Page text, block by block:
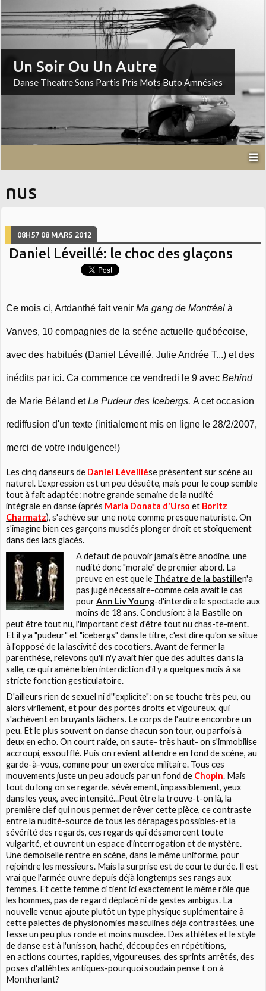
Un Soir Ou Un Autre
Danse Theatre Sons Partis Pris Mots Buto Amnésies
nus
08H57 08 MARS 2012
Daniel Léveillé: le choc des glaçons
Ce mois ci,Artdanthé fait venirMa gang de Montréal à
Vanves, 10 compagnies de la scéne actuelle québécoise,
avec des habitués (Daniel Léveillé, Julie Andrée T...) et des
inédits par ici. Ca commence ce vendredi le 9 avecBehind
de Marie Béland etLa Pudeur des Icebergs.A cet occasion
rediffusion d'un texte (initialement mis en ligne le 28/2/2007,
merci de votre indulgence!)
Les cinq danseurs de Daniel Léveillése présentent sur scène au
naturel. L'expression est un peu désuête, mais pour le coup semble
tout à fait adaptée: notre grande semaine de la nudité
intégrale en danse (après Maria Donata d'Urso et Boritz
Charmatz), s'achève sur une note comme presque naturiste. On
s'imagine bien ces garçons musclés plonger droit et stoïquement
dans des lacs glacés.
A defaut de pouvoir jamais être anodine, une
nudité donc "morale" de premier abord. La
preuve en est que le Théatre de la bastillen'a
pas jugé nécessaire-comme cela avait le cas
pourAnn Liv Young-d'interdire le spectacle aux
moins de 18 ans. Conclusion: à la Bastille on
peut être tout nu, l'important c'est d'être tout nu chas-te-ment.
Et il y a "pudeur" et "icebergs" dans le titre, c'est dire qu'on se situe
à l'opposé de la lascivité des cocotiers. Avant de fermer la
parenthèse, relevons qu'il n'y avait hier que des adultes dans la
salle, ce qui ramène bien interdiction d'il y a quelques mois à sa
stricte fonction gesticulatoire.
D'ailleurs rien de sexuel ni d'"explicite": on se touche très peu, ou
alors virilement, et pour des portés droits et vigoureux, qui
s'achèvent en bruyants lâchers. Le corps de l'autre encombre un
peu. Et le plus souvent on danse chacun son tour, ou parfois à
deux en echo. On court raide, on saute- très haut- on s'immobilise
accroupi, essoufflé. Puis on revient attendre en fond de scène, au
garde-à-vous, comme pour un exercice militaire. Tous ces
mouvements juste un peu adoucis par un fond de Chopin. Mais
tout du long on se regarde, sévèrement, impassiblement, yeux
dans les yeux, avec intensité...Peut être la trouve-t-on là, la
première clef qui nous permet de rêver cette pièce, ce contraste
entre la nudité-source de tous les dérapages possibles-et la
sévérité des regards, ces regards qui désamorcent toute
vulgarité, et ouvrent un espace d'interrogation et de mystère.
Une demoiselle rentre en scène, dans le même uniforme, pour
rejoindre les messieurs. Mais la surprise est de courte durée. Il est
vrai que l'armée ouvre depuis déjà longtemps ses rangs aux
femmes. Et cette femme ci tient ici exactement le même rôle que
les hommes, pas de regard déplacé ni de gestes ambigus. La
nouvelle venue ajoute plutôt un type physique suplémentaire à
cette palettes de physionomies masculines déja contrastées, une
fesse un peu plus ronde et moins musclée. Des athlètes et le style
de danse est à l'unisson, haché, découpées en répétitions,
en actions courtes, rapides, vigoureuses, des sprints arrêtés, des
poses d'atlêhtes antiques-pourquoi soudain pense t on à
Montherlant?